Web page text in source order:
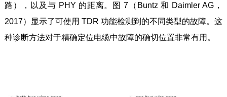
路），以及与 PHY 的距离。图 7（Buntz 和 Daimler AG，
2017）显示了可使用 TDR 功能检测到的不同类型的故障。这
种诊断方法对于精确定位电缆中故障的确切位置非常有用。